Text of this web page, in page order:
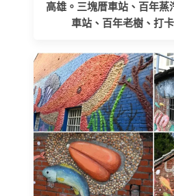
高雄。三塊厝車站、百年蒸
車站、百年老樹、打